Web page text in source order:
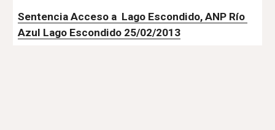
Sentencia Acceso a  Lago Escondido, ANP Río
Azul Lago Escondido 25/02/2013